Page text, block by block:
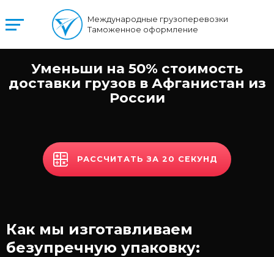
Международные грузоперевозки
Таможенное оформление
Уменьши на 50% стоимость
доставки грузов в Афганистан из
России
РАССЧИТАТЬ ЗА 20 СЕКУНД
Как мы изготавливаем
безупречную упаковку: